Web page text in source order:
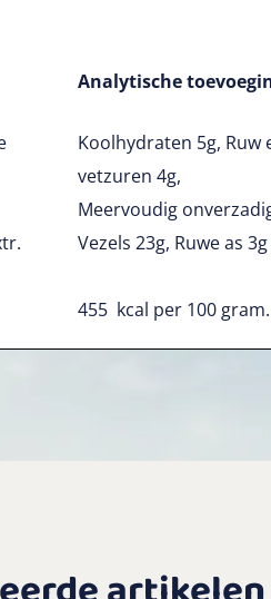
Analytische
Koolhydraten 5g, Ruw
vetzuren 4g,
Meervoudig
Vezels 23g, Ruwe as 3g
455 kcal per 100 gram.